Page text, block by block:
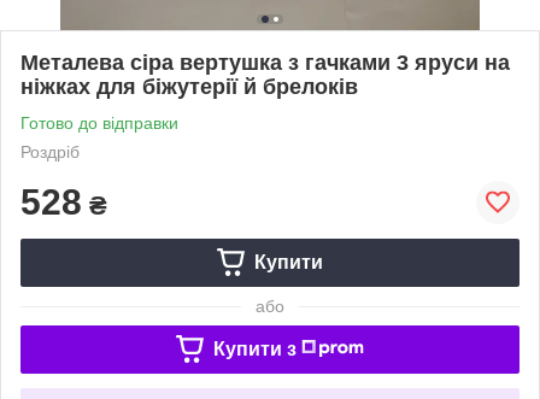
Металева сіра вертушка з гачками 3 яруси на
ніжках для біжутерії й брелоків
Готово до відправки
Роздріб
528 ₴
Купити
або
Купити з